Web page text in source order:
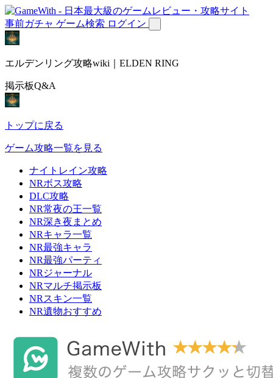
事前ガチャ ゲーム検索 ログイン
エルデンリング攻略wiki｜ELDEN RING
掲示板Q&A
トップに戻る
ゲーム攻略一覧を見る
ナイトレイン攻略
NRボス攻略
DLC攻略
NR常夜の王一覧
NR深き夜まとめ
NRキャラ一覧
NR最強キャラ
NR最強パーティ
NRジャーナル
NRマルチ掲示板
NRスキン一覧
NR遺物おすすめ